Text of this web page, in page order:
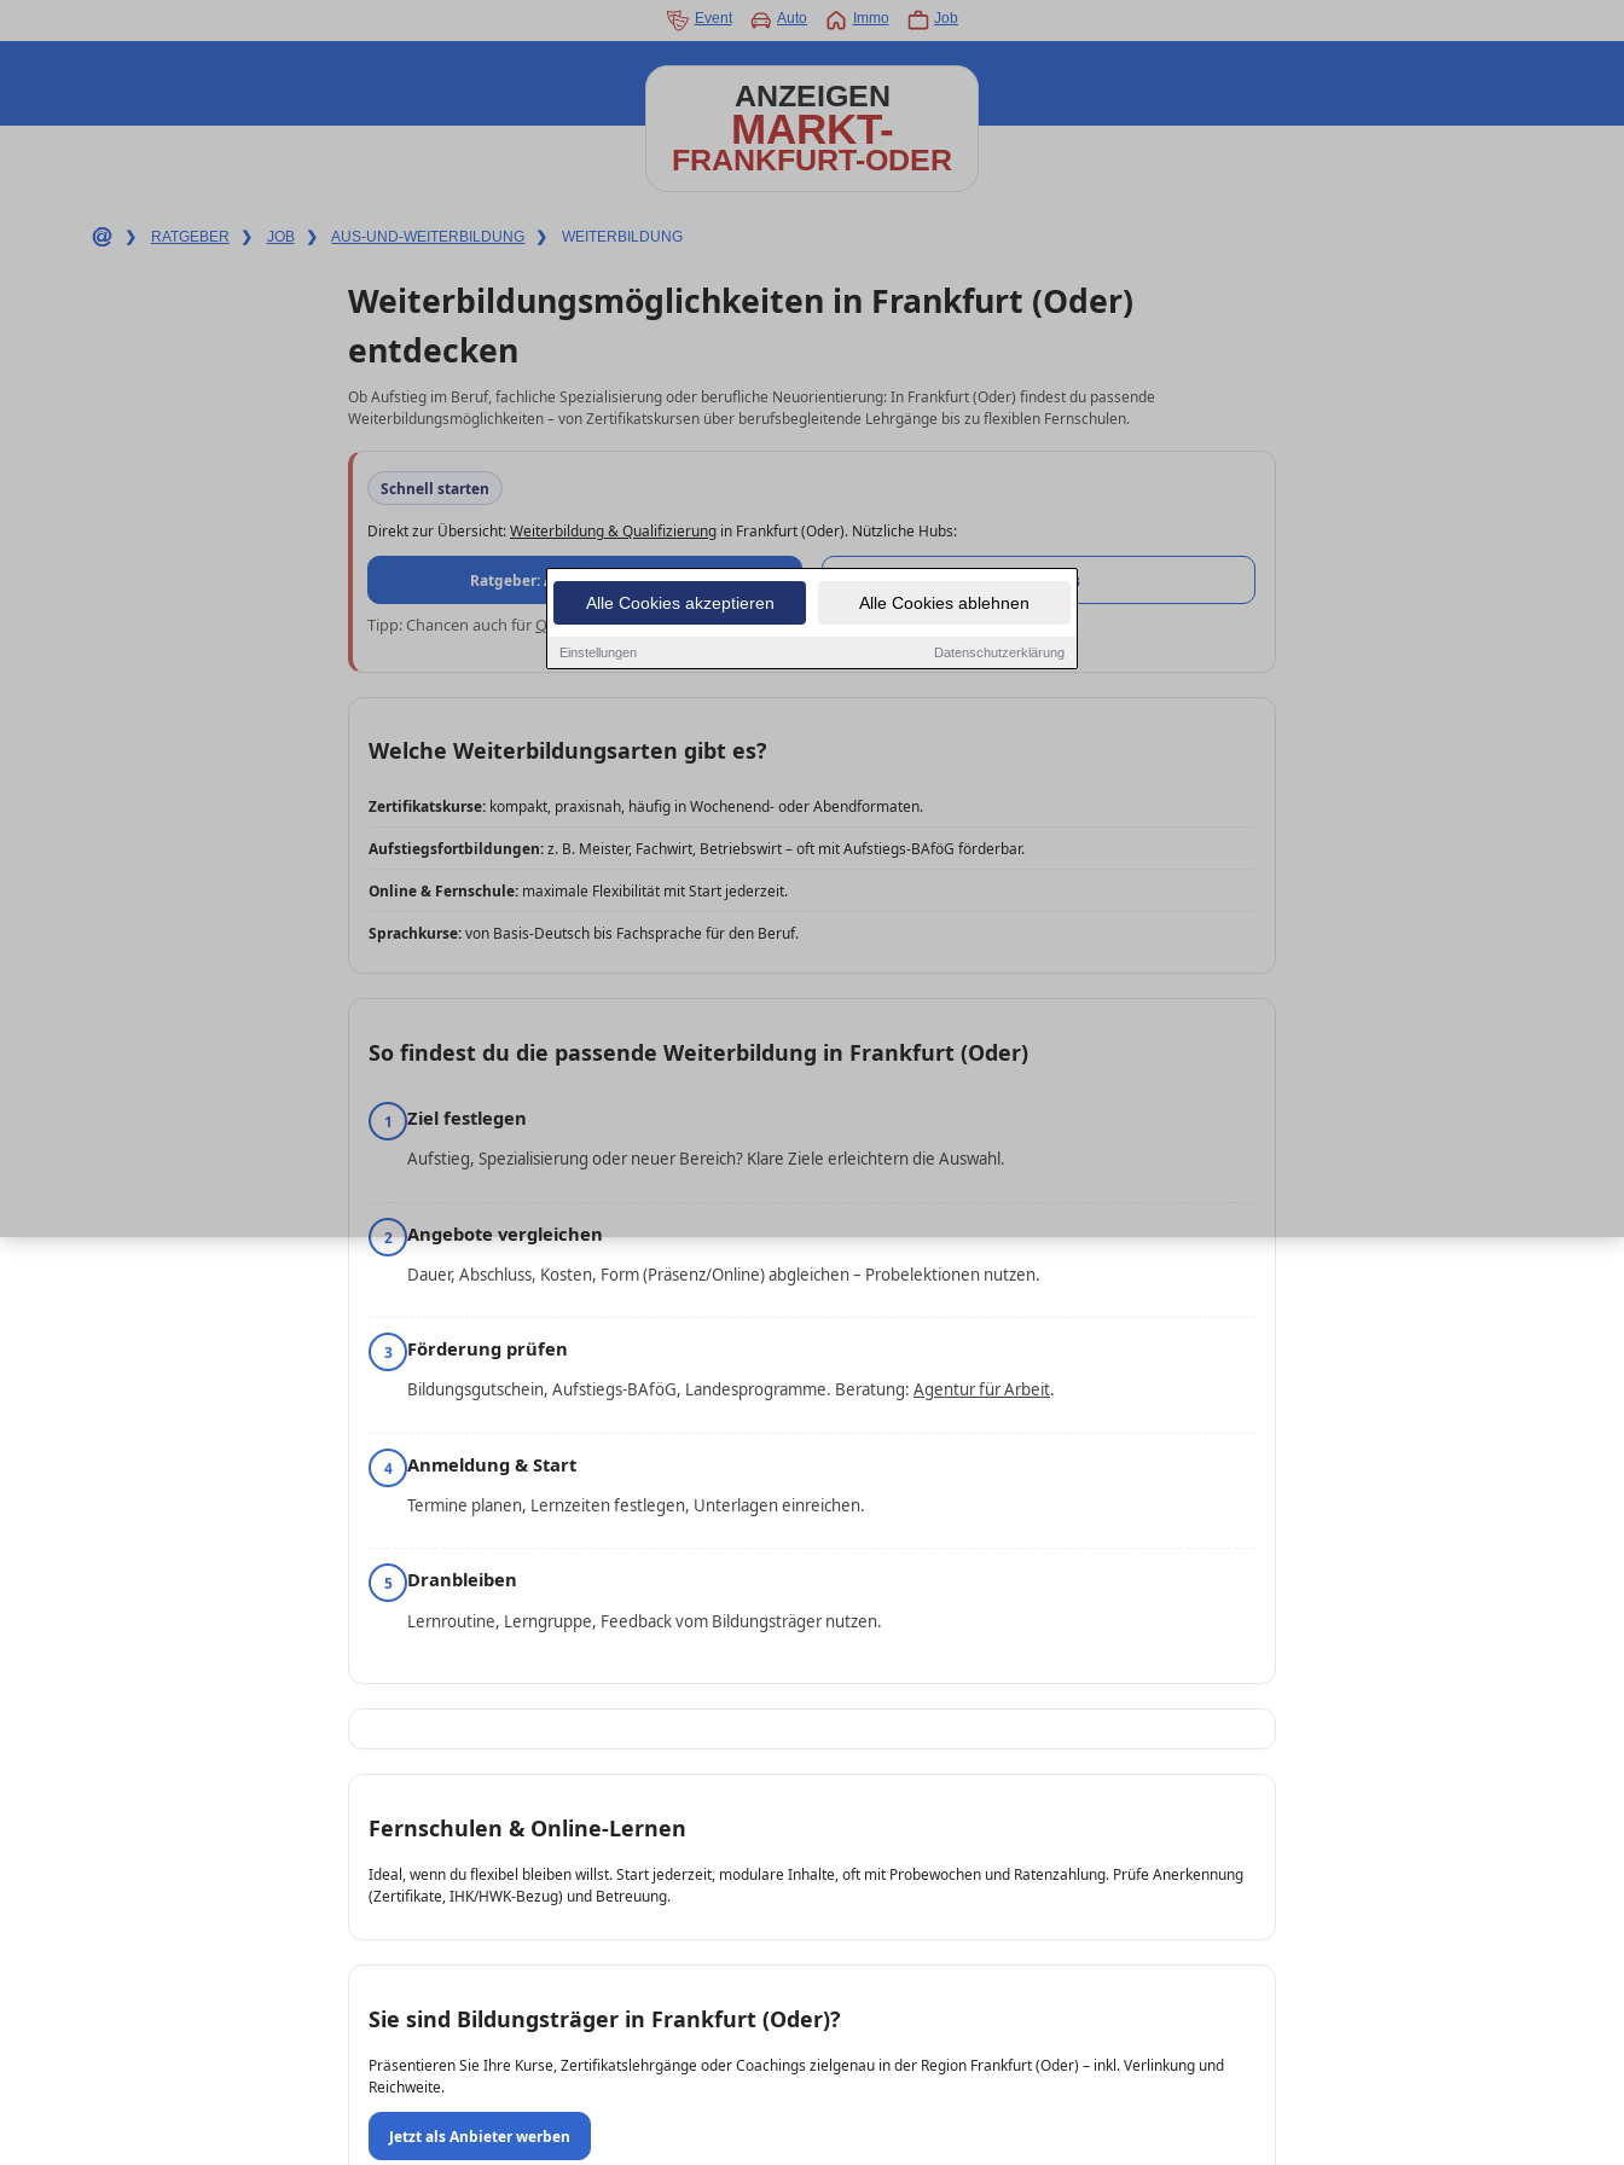
Alle Cookies akzeptieren Alle Cookies ablehnen
Einstellungen Datenschutzerklärung
Event Auto Immo Job
ANZEIGEN
MARKT-
FRANKFURT-ODER
❯ RATGEBER ❯ JOB ❯ AUS-UND-WEITERBILDUNG ❯ WEITERBILDUNG
Weiterbildungsmöglichkeiten in Frankfurt (Oder)
entdecken
Ob Aufstieg im Beruf, fachliche Spezialisierung oder berufliche Neuorientierung: In Frankfurt (Oder) findest du passende
Weiterbildungsmöglichkeiten – von Zertifikatskursen über berufsbegleitende Lehrgänge bis zu flexiblen Fernschulen.
Schnell starten
Direkt zur Übersicht:Weiterbildung & Qualifizierung in Frankfurt (Oder). Nützliche Hubs:
Ratgeber: Aus- & Weiterbildung Zu den Jobs
Tipp: Chancen auch für Quereinsteigerprüfen.
Welche Weiterbildungsarten gibt es?
Zertifikatskurse: kompakt, praxisnah, häufig in Wochenend- oder Abendformaten.
Aufstiegsfortbildungen:z. B. Meister, Fachwirt, Betriebswirt – oft mit Aufstiegs-BAföG förderbar.
Online & Fernschule: maximale Flexibilität mit Start jederzeit.
Sprachkurse:von Basis-Deutsch bis Fachsprache für den Beruf.
So findest du die passende Weiterbildung in Frankfurt (Oder)
1 Ziel festlegen
Aufstieg, Spezialisierung oder neuer Bereich? Klare Ziele erleichtern die Auswahl.
2 Angebote vergleichen
Dauer, Abschluss, Kosten, Form (Präsenz/Online) abgleichen – Probelektionen nutzen.
3 Förderung prüfen
Bildungsgutschein, Aufstiegs-BAföG, Landesprogramme. Beratung: Agentur für Arbeit.
4 Anmeldung & Start
Termine planen, Lernzeiten festlegen, Unterlagen einreichen.
5 Dranbleiben
Lernroutine, Lerngruppe, Feedback vom Bildungsträger nutzen.
Fernschulen & Online-Lernen
Ideal, wenn du flexibel bleiben willst. Start jederzeit, modulare Inhalte, oft mit Probewochen und Ratenzahlung. Prüfe Anerkennung
(Zertifikate, IHK/HWK-Bezug) und Betreuung.
Sie sind Bildungsträger in Frankfurt (Oder)?
Präsentieren Sie Ihre Kurse, Zertifikatslehrgänge oder Coachings zielgenau in der Region Frankfurt (Oder) – inkl. Verlinkung und
Reichweite.
Jetzt als Anbieter werben